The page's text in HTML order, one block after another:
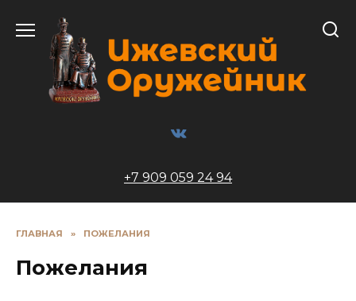
содержанию
+7 909 059 24 94
ГЛАВНАЯ » ПОЖЕЛАНИЯ
Пожелания